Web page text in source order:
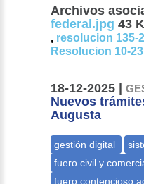
Archivos
federal.jpg 43
, resolucion 135-
Resolucion 10-
18-12-2025 |
Nuevos
Augusta